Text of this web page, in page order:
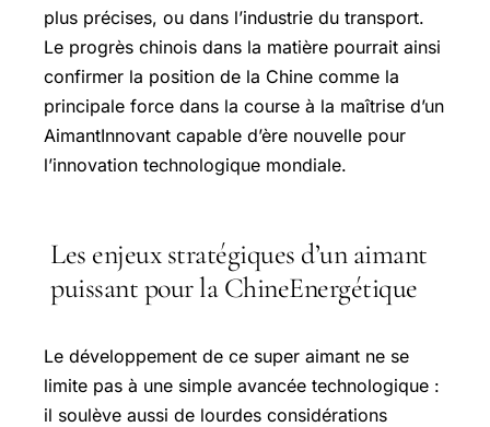
plus précises, ou dans l’industrie du transport.
Le progrès chinois dans la matière pourrait ainsi
confirmer la position de la Chine comme la
principale force dans la course à la maîtrise d’un
AimantInnovant capable d’ère nouvelle pour
l’innovation technologique mondiale.
Les enjeux stratégiques d’un aimant
puissant pour la ChineEnergétique
Le développement de ce super aimant ne se
limite pas à une simple avancée technologique :
il soulève aussi de lourdes considérations